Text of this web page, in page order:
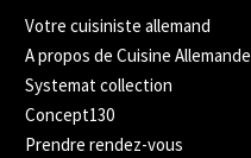
Votre cuisiniste allemand
A propos de Cuisine Allemande
Systemat collection
Concept130
Prendre rendez-vous